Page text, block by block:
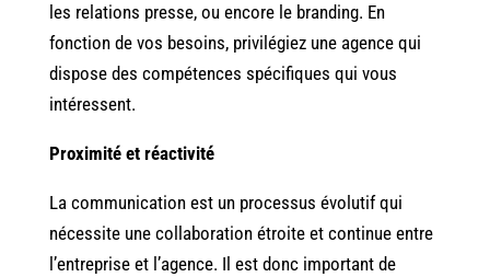
les relations presse, ou encore le branding. En
fonction de vos besoins, privilégiez une agence qui
dispose des compétences spécifiques qui vous
intéressent.
Proximité et réactivité
La communication est un processus évolutif qui
nécessite une collaboration étroite et continue entre
l’entreprise et l’agence. Il est donc important de